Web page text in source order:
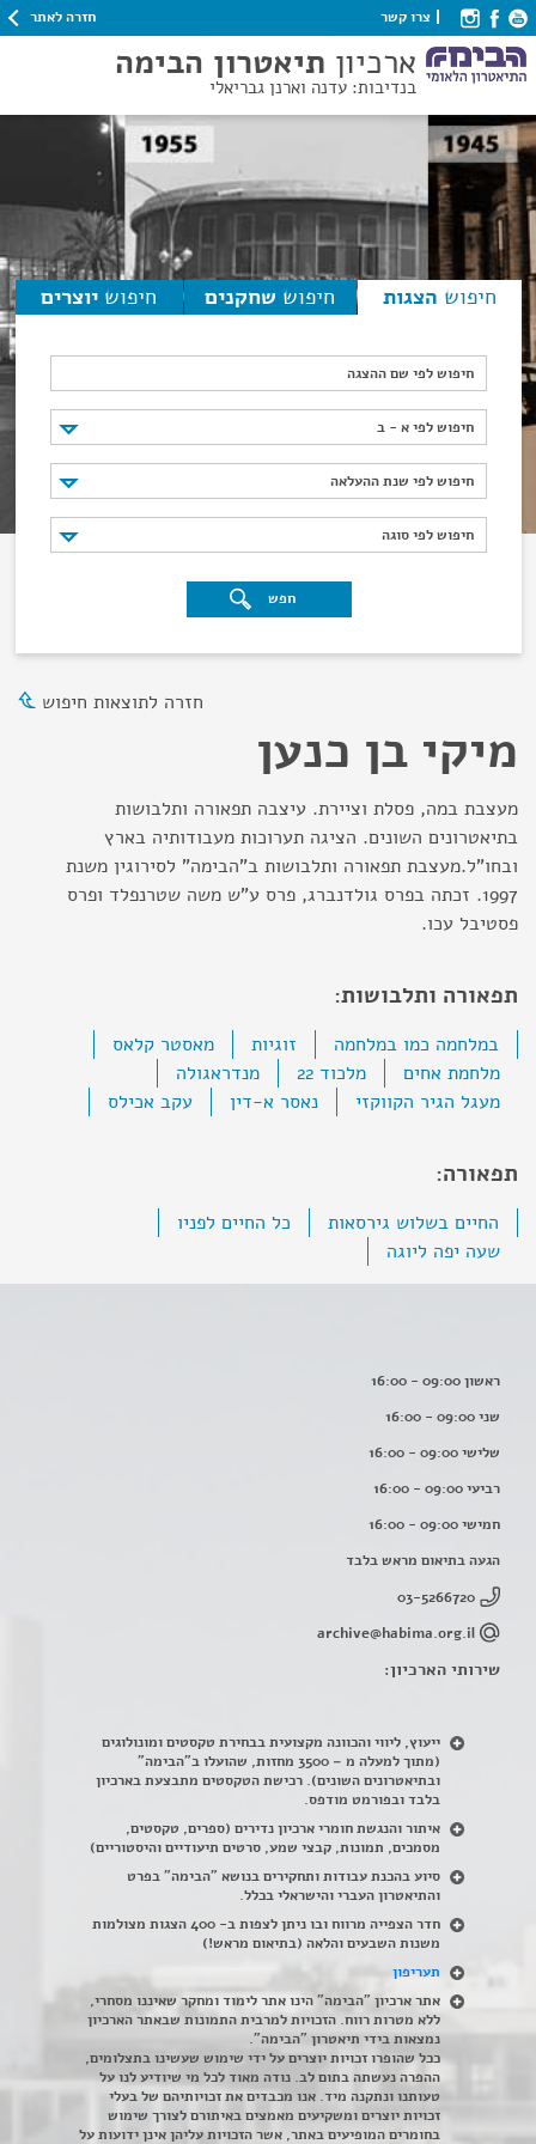
צרו קשר חזרה לאתר
ארכיון תיאטרון הבימה
בנדיבות: עדנה וארנן גבריאלי
חיפוש הצגות חיפוש שחקנים חיפוש יוצרים
חיפוש לפי שם ההצגה
חיפוש לפי א - ב
חיפוש לפי א - ב
חיפוש לפי שנת ההעלאה
חיפוש לפי שנת ההעלאה
חיפוש לפי סוגה
חיפוש לפי סוגה
חפש
חזרה לתוצאות חיפוש
מיקי בן כנען
מעצבת במה, פסלת וציירת. עיצבה תפאורה ותלבושות
בתיאטרונים השונים. הציגה תערוכות מעבודותיה בארץ
ובחו"ל.מעצבת תפאורה ותלבושות ב"הבימה" לסירוגין משנת
1997. זכתה בפרס גולדנברג, פרס ע"ש משה שטרנפלד ופרס
פסטיבל עכו.
תפאורה ותלבושות:
במלחמה כמו במלחמה זוגיות
מאסטר קלאס
מלחמת אחים
מלכוד 22
מנדראגולה
מעגל הגיר הקווקזי
נאסר א-דין עקב אכילס
תפאורה:
החיים בשלוש גירסאות
כל החיים לפניו
שעה יפה ליוגה
ראשון 09:00 - 16:00
שני 09:00 - 16:00
שלישי 09:00 - 16:00
רביעי 09:00 - 16:00
חמישי 09:00 - 16:00
הגעה בתיאום מראש בלבד
03-5266720
archive@habima.org.il
שירותי הארכיון:
ייעוץ, ליווי והכוונה מקצועית בבחירת טקסטים ומונולוגים
(מתוך למעלה מ – 3500 מחזות, שהועלו ב"הבימה"
ובתיאטרונים השונים). רכישת הטקסטים מתבצעת בארכיון
בלבד ובפורמט מודפס.
איתור והנגשת חומרי ארכיון נדירים (ספרים, טקסטים,
מסמכים, תמונות, קבצי שמע, סרטים תיעודיים והיסטוריים)
סיוע בהכנת עבודות ותחקירים בנושא "הבימה" בפרט
והתיאטרון העברי והישראלי בכלל.
חדר הצפייה מרווח ובו ניתן לצפות ב- 400 הצגות מצולמות
משנות השבעים והלאה (בתיאום מראש!)
תעריפון
אתר ארכיון "הבימה" הינו אתר לימוד ומחקר שאיננו מסחרי,
ללא מטרות רווח. הזכויות למרבית התמונות שבאתר הארכיון
נמצאות בידי תיאטרון "הבימה".
ככל שהופרו זכויות יוצרים על ידי שימוש שעשינו בתצלומים,
ההפרה נעשתה בתום לב. נודה מאוד לכל מי שיודיע לנו על
טעותנו ונתקנה מיד. אנו מכבדים את זכויותיהם של בעלי
זכויות יוצרים ומשקיעים מאמצים באיתורם לצורך שימוש
בחומרים המופיעים באתר, אשר הזכויות עליהן אינן ידועות על